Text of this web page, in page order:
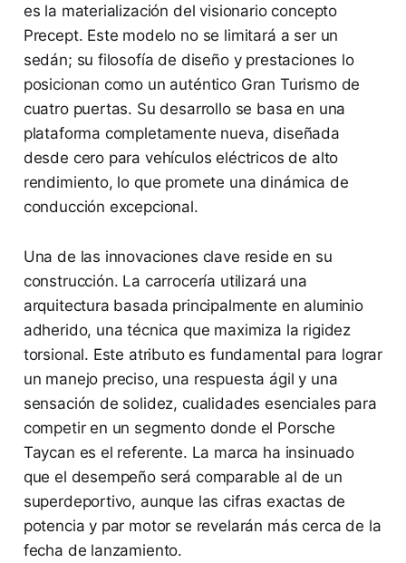
es la materialización del visionario concepto
Precept. Este modelo no se limitará a ser un
sedán; su filosofía de diseño y prestaciones lo
posicionan como un auténtico Gran Turismo de
cuatro puertas. Su desarrollo se basa en una
plataforma completamente nueva, diseñada
desde cero para vehículos eléctricos de alto
rendimiento, lo que promete una dinámica de
conducción excepcional.
Una de las innovaciones clave reside en su
construcción. La carrocería utilizará una
arquitectura basada principalmente en aluminio
adherido, una técnica que maximiza la rigidez
torsional. Este atributo es fundamental para lograr
un manejo preciso, una respuesta ágil y una
sensación de solidez, cualidades esenciales para
competir en un segmento donde el Porsche
Taycan es el referente. La marca ha insinuado
que el desempeño será comparable al de un
superdeportivo, aunque las cifras exactas de
potencia y par motor se revelarán más cerca de la
fecha de lanzamiento.